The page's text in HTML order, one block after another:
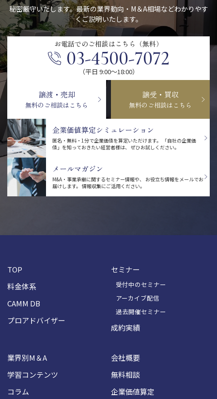
秘密厳守いたします。最新の業界動向・M＆A相場などわかりやす
くご説明いたします。
お電話での ご相談はこちら（無料）
03-4500-7072
（平日 9:00〜18:00）
譲渡・売却
無料のご相談はこちら
譲受・買収
無料のご相談はこちら
企業価値算定シミュレーション
匿名・無料・1分で企業価値を算定いただけます。
「自社の企業価
値」を知っておきたい経営者様は、 ぜひお試しください。
メールマガジン
M&A・事業承継に関するセミナー情報や、
お役立ち情報をメールでお
届けします。 情報収集にご活用ください。
TOP
料金体系
CAMM DB
プロアドバイザー
セミナー
受付中のセミナー
アーカイブ配信
過去開催セミナー
成約実績
業界別M＆A
学習コンテンツ
コラム
会社概要
無料相談
企業価値算定